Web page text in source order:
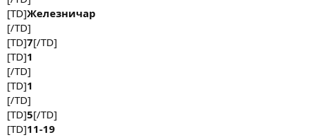
[TD]Железничар
[/TD]
[TD]7[/TD]
[TD]1
[/TD]
[TD]1
[/TD]
[TD]5[/TD]
[TD]11-19